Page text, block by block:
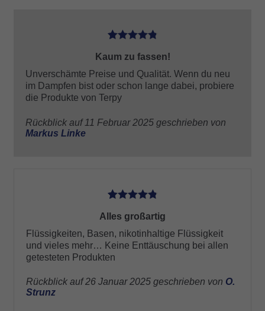
Kaum zu fassen!
Unverschämte Preise und Qualität. Wenn du neu
im Dampfen bist oder schon lange dabei, probiere
die Produkte von Terpy
Rückblick auf 11 Februar 2025 geschrieben von
Markus Linke
Alles großartig
Flüssigkeiten, Basen, nikotinhaltige Flüssigkeit
und vieles mehr… Keine Enttäuschung bei allen
getesteten Produkten
Rückblick auf 26 Januar 2025 geschrieben von O.
Strunz